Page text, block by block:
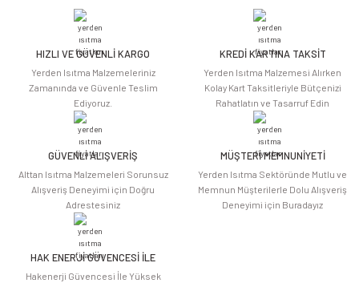
iletebilirsiniz.
Görüş ve önerileriniz için teşekkür ederiz.
Ürün açıklamasında eksik bilgiler bulunuyor.
Ürün bilgilerinde hatalar bulunuyor.
Ürün fiyatı diğer sitelerden daha pahalı.
Bu ürüne benzer farklı alternatifler olmalı.
HIZLI VE GÜVENLİ KARGO
Yerden Isıtma Malzemeleriniz
Zamanında ve Güvenle Teslim
Ediyoruz.
KREDİ KARTINA TAKSİT
Yerden Isıtma Malzemesi Alırken
Kolay Kart Taksitleriyle Bütçenizi
Rahatlatın ve Tasarruf Edin
GÜVENLİ ALIŞVERİŞ
Alttan Isıtma Malzemeleri Sorunsuz
Alışveriş Deneyimi için Doğru
Adrestesiniz
MÜŞTERİ MEMNUNİYETİ
Yerden Isıtma Sektöründe Mutlu ve
Memnun Müşterilerle Dolu Alışveriş
Deneyimi için Buradayız
HAK ENERJİ GÜVENCESİ İLE
Hakenerji Güvencesi İle Yüksek